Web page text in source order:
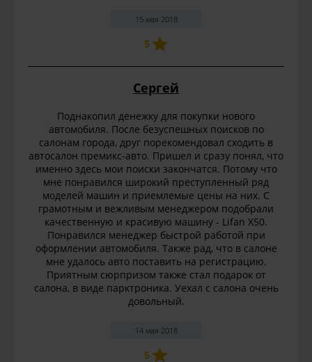
15 мая 2018
5
Сергей
Поднакопил денежку для покупки нового
автомобиля. После безуспешных поисков по
салонам города, друг порекомендовал сходить в
автосалон премикс-авто. Пришел и сразу понял, что
именно здесь мои поиски закончатся. Потому что
мне понравился широкий преступленный ряд
моделей машин и приемлемые цены на них. С
грамотным и вежливым менеджером подобрали
качественную и красивую машину - Lifan X50.
Понравился менеджер быстрой работой при
оформлении автомобиля. Также рад, что в салоне
мне удалось авто поставить на регистрацию.
Приятным сюрпризом также стал подарок от
салона, в виде парктроника. Уехал с салона очень
довольный.
14 мая 2018
5